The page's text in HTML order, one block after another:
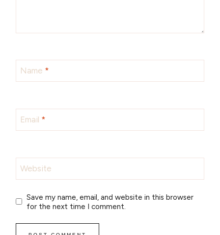
Name *
Email *
Website
Save my name, email, and website in this browser
for the next time I comment.